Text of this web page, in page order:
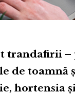
trandafirii –
de toamnă
hortensia